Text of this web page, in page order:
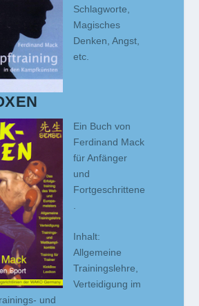
Schlagworte,
Magisches
Denken, Angst,
etc.
Ein Buch von
Ferdinand Mack
für Anfänger
und
Fortgeschrittene
Inhalt:
Allgemeine
Trainingslehre,
Verteidigung im
und